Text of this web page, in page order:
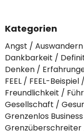
Kategorien
Angst Auswandern
Dankbarkeit
Denken
FEEL
FEEL-Beispiel
Freundlichkeit
Gesellschaft
Grenzenlos Business
Grenzüberschreiter